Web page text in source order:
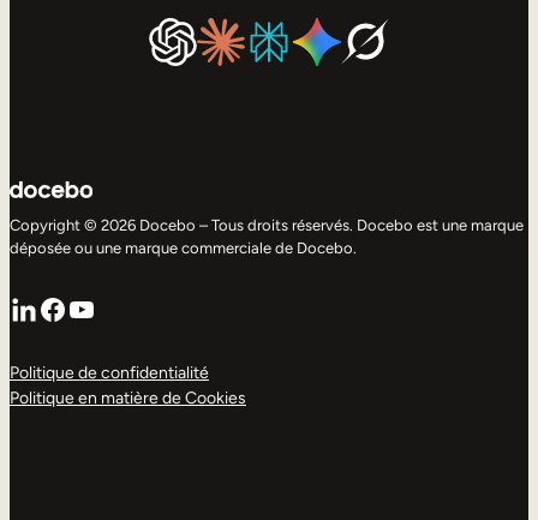
Copyright © 2026 Docebo – Tous droits réservés. Docebo est une marque
déposée ou une marque commerciale de Docebo.
LinkedIn
Facebook
YouTube
Politique de confidentialité
Politique en matière de Cookies